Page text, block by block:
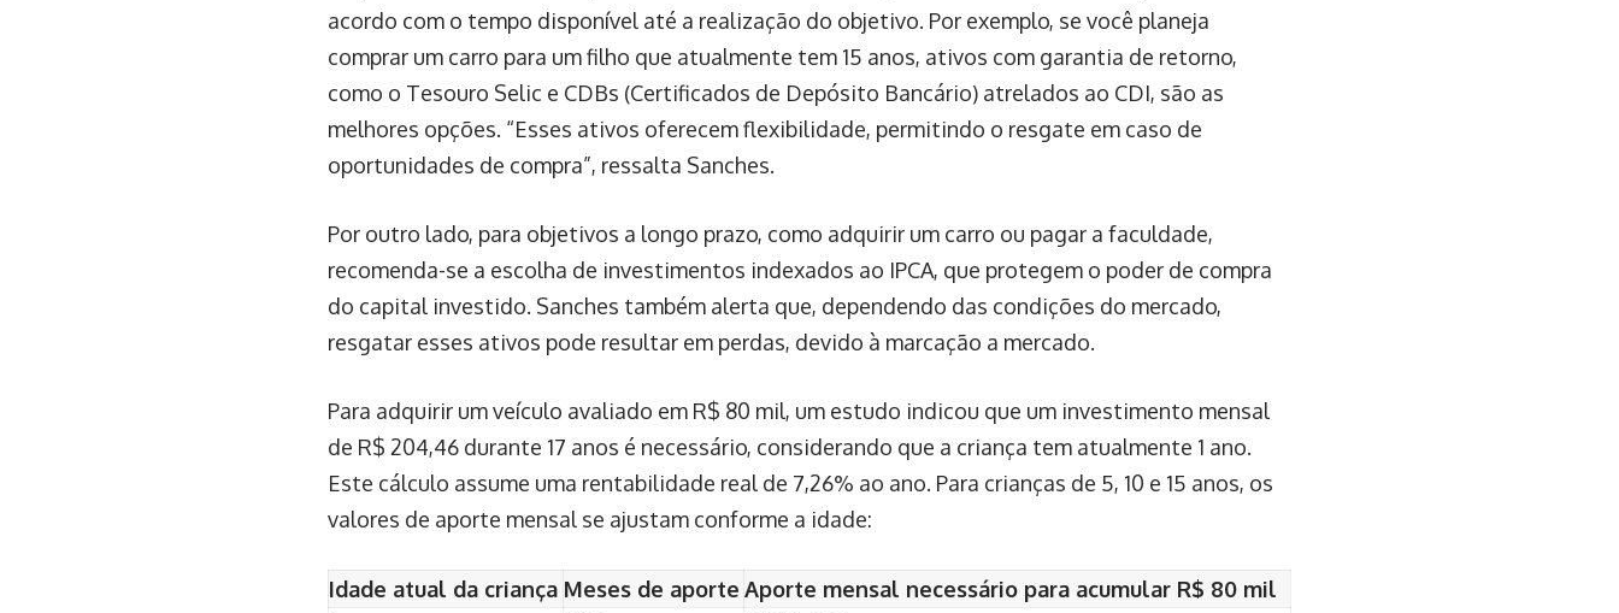
acordo com o tempo disponível até a realização do objetivo. Por exemplo, se você planeja
comprar um carro para um filho que atualmente tem 15 anos, ativos com garantia de retorno,
como o Tesouro Selic e CDBs (Certificados de Depósito Bancário) atrelados ao CDI, são as
melhores opções. “Esses ativos oferecem flexibilidade, permitindo o resgate em caso de
oportunidades de compra”, ressalta Sanches.
Por outro lado, para objetivos a longo prazo, como adquirir um carro ou pagar a faculdade,
recomenda-se a escolha de investimentos indexados ao IPCA, que protegem o poder de compra
do capital investido. Sanches também alerta que, dependendo das condições do mercado,
resgatar esses ativos pode resultar em perdas, devido à marcação a mercado.
Para adquirir um veículo avaliado em R$ 80 mil, um estudo indicou que um investimento mensal
de R$ 204,46 durante 17 anos é necessário, considerando que a criança tem atualmente 1 ano.
Este cálculo assume uma rentabilidade real de 7,26% ao ano. Para crianças de 5, 10 e 15 anos, os
valores de aporte mensal se ajustam conforme a idade:
Idade atual da criança Meses de aporte Aporte mensal necessário para acumular R$ 80 mil